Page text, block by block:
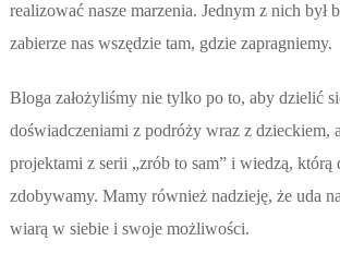
realizować nasze marzenia. Jednym z nich był
zabierze nas wszędzie tam, gdzie zapragniemy.
Bloga założyliśmy nie tylko po to, aby dzielić
doświadczeniami z podróży wraz z dzieckiem,
projektami z serii „zrób to sam” i wiedzą, którą
zdobywamy. Mamy również nadzieję, że uda
wiarą w siebie i swoje możliwości.